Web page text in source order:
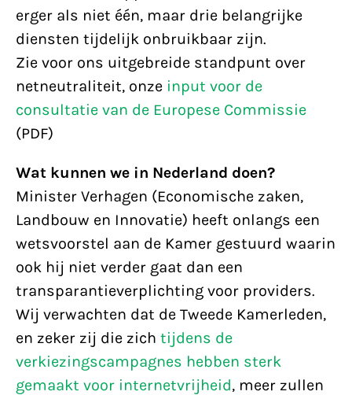
erger als niet één, maar drie belangrijke
diensten tijdelijk onbruikbaar zijn.
Zie voor ons uitgebreide standpunt over
netneutraliteit, onze input voor de
consultatie van de Europese Commissie
(PDF)
Wat kunnen we in Nederland doen?
Minister Verhagen (Economische zaken,
Landbouw en Innovatie) heeft onlangs een
wetsvoorstel aan de Kamer gestuurd waarin
ook hij niet verder gaat dan een
transparantieverplichting voor providers.
Wij verwachten dat de Tweede Kamerleden,
en zeker zij die zich tijdens de
verkiezingscampagnes hebben sterk
gemaakt voor internetvrijheid, meer zullen